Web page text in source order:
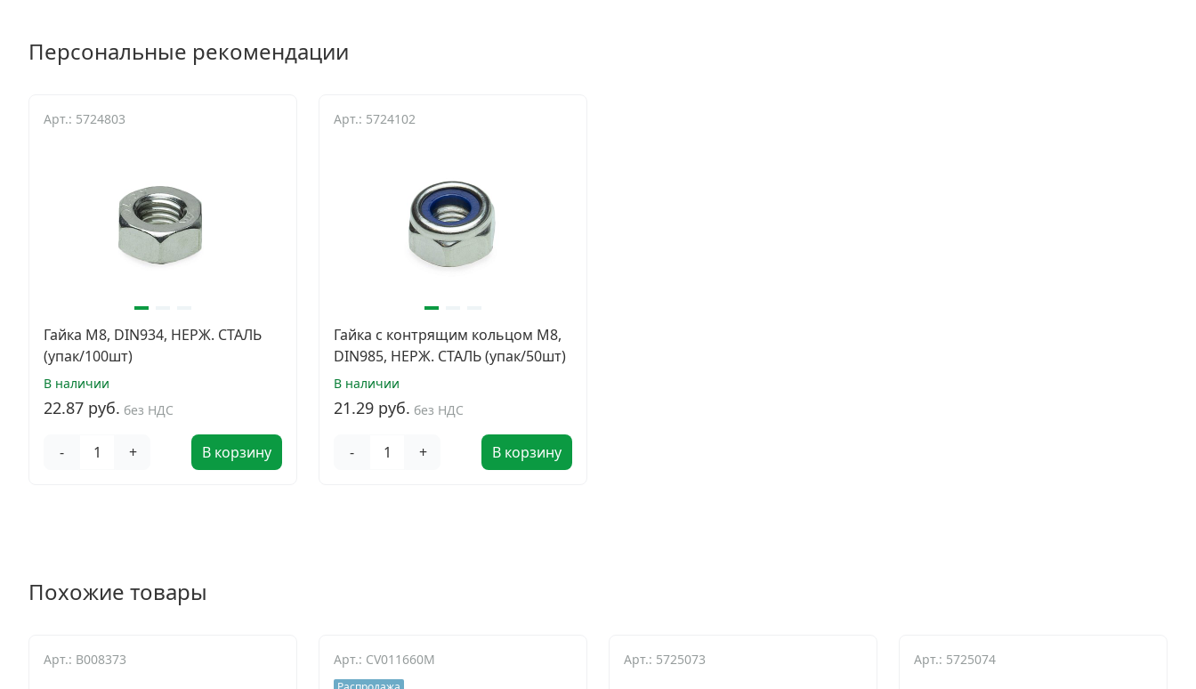
Персональные рекомендации
Арт.: 5724803
Гайка М8, DIN934, НЕРЖ. СТАЛЬ
(упак/100шт)
В наличии
22.87 руб. без НДС
- + В корзину
Арт.: 5724102
Гайка с контрящим кольцом М8,
DIN985, НЕРЖ. СТАЛЬ (упак/50шт)
В наличии
21.29 руб. без НДС
- + В корзину
Похожие товары
Арт.: B008373 Арт.: CV011660M Арт.: 5725073 Арт.: 5725074